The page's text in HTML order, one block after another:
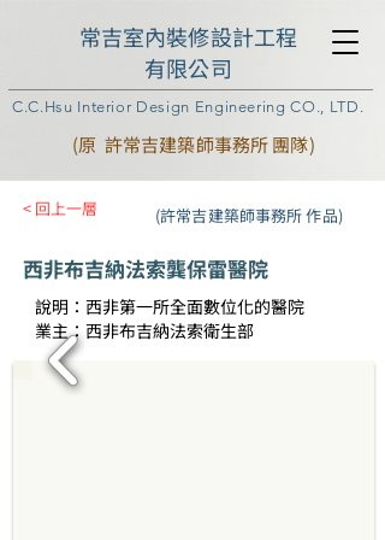
常吉室內裝修設計工程
有限公司
C.C.Hsu Interior Design Engineering CO., LTD.
(原 許常吉建築師事務所 團隊)
< 回上一層 (許常吉建築師事務所 作品)
西非布吉納法索龔保雷醫院
說明：西非第一所全面數位化的醫院
業主：西非布吉納法索衛生部